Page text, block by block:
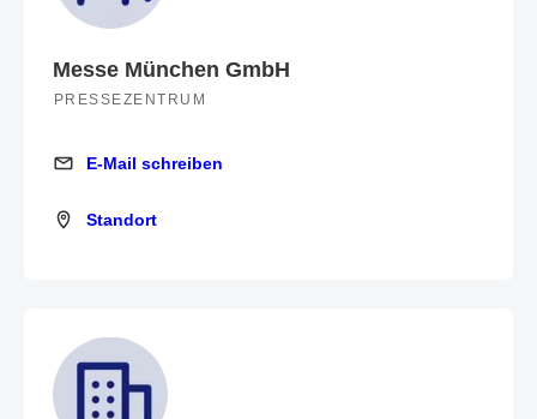
Messe München GmbH
PRESSEZENTRUM
E-Mail schreiben
E-Mail schreiben
Standort
Standort